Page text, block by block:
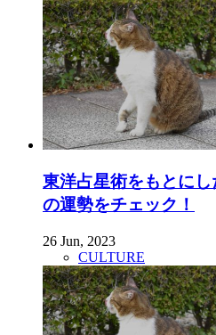
東洋占星術をもとに
の運勢をチェック！
26 Jun, 2023
CULTURE